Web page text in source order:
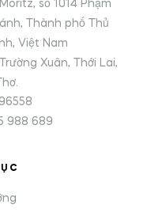
số 1014 Phạm
Thành phố Thủ
Việt Nam
Xuân, Thới Lai,
988 689